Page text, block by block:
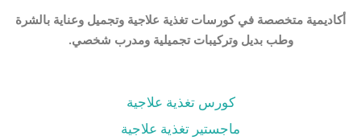
أكاديمية متخصصة في كورسات تغذية علاجية وتجميل وعناية بالشرة
وطب بديل وتركيبات تجميلية ومدرب شخصي.
كورس تغذية علاجية
ماجستير تغذية علاجية